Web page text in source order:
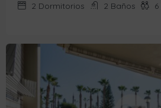
2 Dormitorios 2 Baños 6